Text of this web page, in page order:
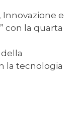
Innovazione e
con la quarta
la tecnologia